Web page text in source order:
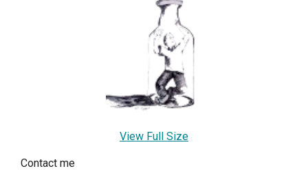
View Full Size
Contact me